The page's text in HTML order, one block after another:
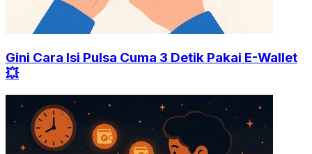
Gini Cara Isi Pulsa Cuma 3 Detik Pakai E-Wallet
💥